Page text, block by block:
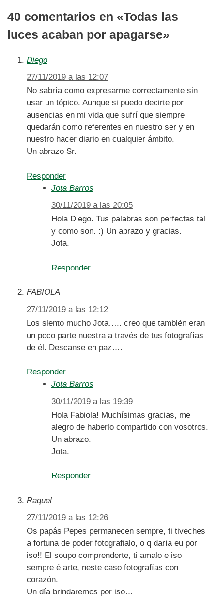
40 comentarios en «Todas las
luces acaban por apagarse»
Diego
27/11/2019 a las 12:07
No sabría como expresarme correctamente sin
usar un tópico. Aunque si puedo decirte por
ausencias en mi vida que sufrí que siempre
quedarán como referentes en nuestro ser y en
nuestro hacer diario en cualquier ámbito.
Un abrazo Sr.
Responder
Jota Barros
30/11/2019 a las 20:05
Hola Diego. Tus palabras son perfectas tal
y como son. :) Un abrazo y gracias.
Jota.
Responder
FABIOLA
27/11/2019 a las 12:12
Los siento mucho Jota….. creo que también eran
un poco parte nuestra a través de tus fotografías
de él. Descanse en paz….
Responder
Jota Barros
30/11/2019 a las 19:39
Hola Fabiola! Muchísimas gracias, me
alegro de haberlo compartido con vosotros.
Un abrazo.
Jota.
Responder
Raquel
27/11/2019 a las 12:26
Os papás Pepes permanecen sempre, ti tiveches
a fortuna de poder fotografialo, o q daría eu por
iso!! El soupo comprenderte, ti amalo e iso
sempre é arte, neste caso fotografías con
corazón.
Un día brindaremos por iso…